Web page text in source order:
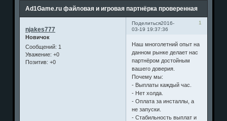
Ad1Game.ru файловая и игровая партнёрка проверенная
Поделиться 1
2016-
03-19 19:37:36
njakes777
Новичок
Сообщений: 1
Уважение: +0
Позитив: +0
Наш многолетний опыт на
данном рынке делает нас
партнёром достойным
вашего доверия.
Почему мы:
- Выплаты каждый час.
- Нет холда.
- Оплата за инсталлы, а
не запуски.
- Стабильность выплат и